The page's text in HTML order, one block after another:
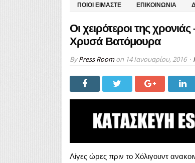
ΠΟΙΟΙ ΕΊΜΑΣΤΕ ΕΠΙΚΟΙΝΩΝΊΑ
Οι χειρότεροι της
Χρυσά Βατόμουρα
ByPress Roomon 14 Ιανουαρίου, 2016
Λίγες ώρες πριν το Χόλιγουντ